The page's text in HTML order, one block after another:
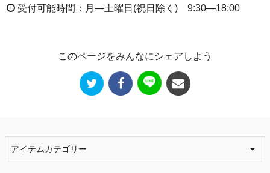
受付可能時間：月―土曜日(祝日除く) 9:30―18:00
このページをみんなにシェアしよう
アイテムカテゴリー